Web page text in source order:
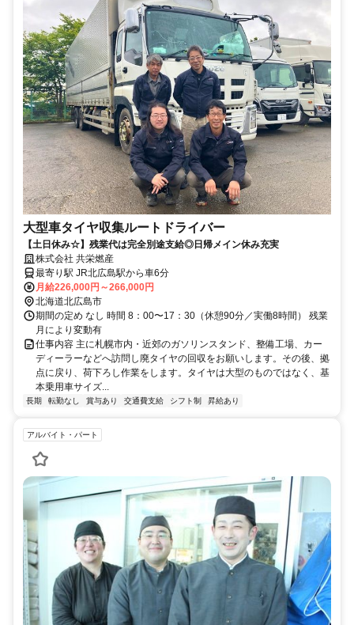
大型車タイヤ収集ルートドライバー
【土日休み☆】残業代は完全別途支給◎日帰メイン休み充実
株式会社 共栄燃産
最寄り駅 JR北広島駅から車6分
月給226,000円～266,000円
北海道北広島市
期間の定め なし 時間 8：00〜17：30（休憩90分／実働8時間） 残業
月により変動有
仕事内容 主に札幌市内・近郊のガソリンスタンド、整備工場、カー
ディーラーなどへ訪問し廃タイヤの回収をお願いします。その後、拠
点に戻り、荷下ろし作業をします。タイヤは大型のものではなく、基
本乗用車サイズ...
長期 転勤なし 賞与あり 交通費支給 シフト制 昇給あり
アルバイト・パート